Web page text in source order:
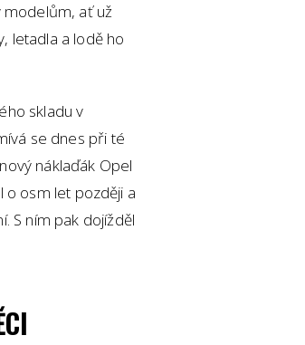
modelům, ať už
letadla a lodě ho
skladu v
se dnes při té
náklaďák Opel
o osm let později a
S ním pak dojížděl